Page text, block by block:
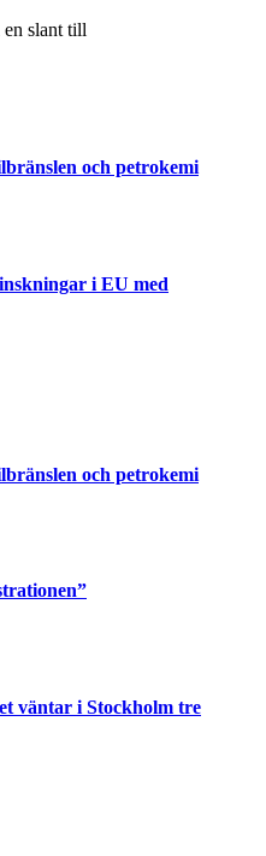
en slant till
och petrokemi
i EU med
och petrokemi
väntar i Stockholm tre